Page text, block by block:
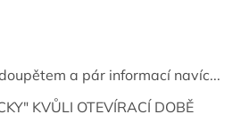
a pár informací navíc...
KVŮLI OTEVÍRACÍ DOBĚ